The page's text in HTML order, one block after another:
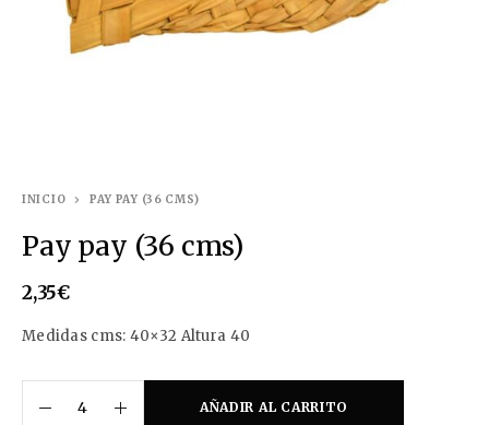
INICIO PAY PAY (36 CMS)
Pay pay (36 cms)
2,35€
Medidas cms: 40×32 Altura 40
AÑADIR AL CARRITO